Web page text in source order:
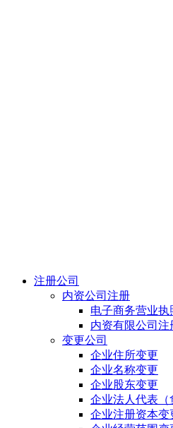
注册公司
内资公司注册
电子商务营业执
内资有限公司注
变更公司
企业住所变更
企业名称变更
企业股东变更
企业法人代表（
企业注册资本变